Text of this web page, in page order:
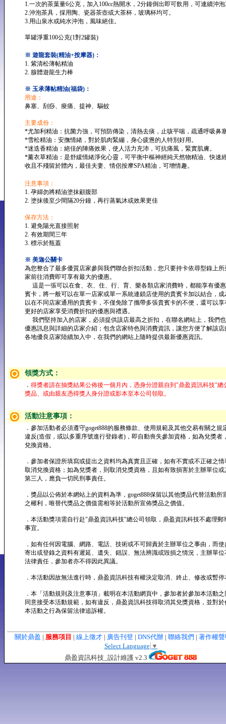
1.一次的茶葉量6公克，加入100cc熱開水，2分鐘倒出即可飲用，可連續沖
2.沖泡茶具，採用陶、瓷器茶壺或大茶杯，玻璃杯均可。
3.用山泉水或純水沖泡，風味絕佳。
單罐淨重100公克(1對2罐裝)
※ 遊龍套裝(精油+按摩器)：
1. 紫清松薄帖精油
2. 腺體遊龍生力棒
※ 玉承薄帖精油(福袋)：
用途：
鼻塞、刮痧、痠痛、提神、驅蚊
主要成份：
*尤加利精油：抗菌力強，可預防傳染，清熱去痰，止咳平喘，疏通呼吸鼻
*雪松精油：安撫情緒，對於肌肉緊繃，身心疲憊的人特別好用。
*迷迭香精油：絕佳的陣痛效果，使人活力充沛，可抗痛風，緊實肌膚。
*薰衣草精油：是舒緩情緒淨化心靈，可平衡中樞神經純天然物精油、快速
收且不殘留於體內，最佳夫妻、情侶按摩SPA精油，可增情趣。
注意事項：
1. 孕婦勿將精油塗抹顧腹部
2. 塗抹後至少間隔20分鐘，再行蒸氣沐或效果更佳
保存方法：
1. 避免陽光直接照射
2. 有效期間三年
3. 標示於瓶蓋
※ 美迦公關卡
為您整合了最多優質店家參與我們聯合折扣活動，您只要持卡依尋型錄上所
家前往消費即可享有最大的優惠。
這是一張可以在食、衣、住、行、育、樂各類店家消費時，都能享有優
賓卡，將一般可以在單一店家或單一系統連鎖店使用的貴賓卡加以結合，成
以在不同店家通用的貴賓卡，不僅免除了攜帶多張貴賓卡的不便，還可以
更好的店家享受消費折扣的優惠與禮遇。
我們堅持加入的店家，必須提供該店最高之折扣，在聯名網站上，我們
優惠訊息與詳細的店家介紹；包含店家特色與消費資訊，讓您方便了解該店
各地優良店家陸續加入中，在我們的網站上隨時提供最新優惠資訊。
領獎方式：
． 得獎者請在抽獎結果公佈後一個月內，憑身分證親自到"鼎盈資訊科技"總
獎品、或由親友憑得獎人身分證或影本至本公司領取。
活動注意事項：
．參加活動者必須遵守goget888的服務條款、使用規範及其他交易有關之規
違反(造假，或以多重序號進行登錄者)，即自動喪失參加資格，如為兌獎者
兌換資格。
．參加者保證所填寫或提出之資料均為真實且正確，如有不實或不正確之
取消兌換資格；如為兌獎者，則取消兌獎資格，且如有致損害於主辦單位或
第三人，應負一切民刑事責任。
．獎品以公佈於本網站上的資料為準，goget888保留以其他獎品代替活動所
之權利，唯替代獎品之價值需相等於活動所宣佈獎品之價值。
．本活動獎項需自行赴"鼎盈資訊科技"總公司領取，鼎盈資訊科技不處理郵
事宜。
．如有任何因電腦、網路、電話、技術或不可歸責於主辦單位之事由，而
寄出或登錄之資料有遲延、遺失、錯誤、無法辨識或毀損之情況，主辦單位
法律責任，參加者亦不得因此異議。
．本活動因故無法進行時，鼎盈資訊科技有權決定取消、終止、修改或暫
．本「活動規則及注意事項」載明在本活動網頁中，參加者於參加本活動
同意接受本活動規範，如有違反，鼎盈資訊科技得取消其兌獎資格，並對
本活動之行為保留法律追訴權。
關於鼎盈 | 服務項目 | 線上徵才 | 廣告刊登 | DNS代辦 | 聯絡我們 | 著作
Select Language ▼
鼎盈資訊科技_設計維護 v2.3